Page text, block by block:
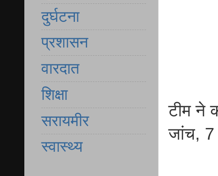
टीम ने
जांच, 7
दुर्घटना
प्रशासन
वारदात
शिक्षा
सरायमीर
स्वास्थ्य